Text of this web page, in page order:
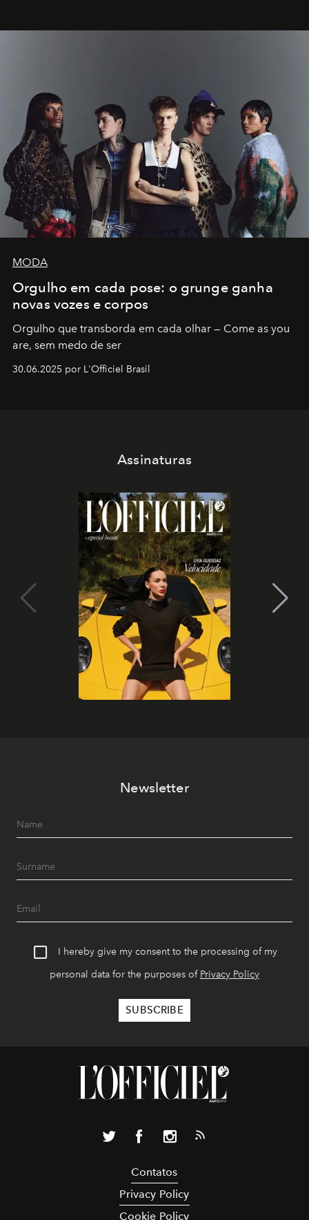
MODA
Orgulho em cada pose: o grunge ganha
novas vozes e corpos
Orgulho que transborda em cada olhar — Come as you
are, sem medo de ser
30.06.2025 por L'Officiel Brasil
Assinaturas
Newsletter
I hereby give my consent to the processing of my
personal data for the purposes of Privacy Policy
Contatos
Privacy Policy
Cookie Policy